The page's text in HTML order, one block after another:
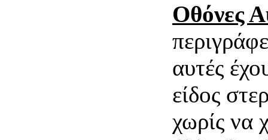
Οθόνες
αυτές
είδος
χωρίς να